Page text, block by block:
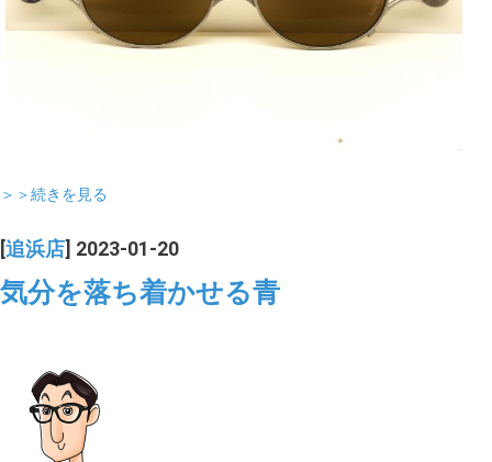
＞＞続きを見る
[追浜店] 2023-01-20
気分を落ち着かせる青